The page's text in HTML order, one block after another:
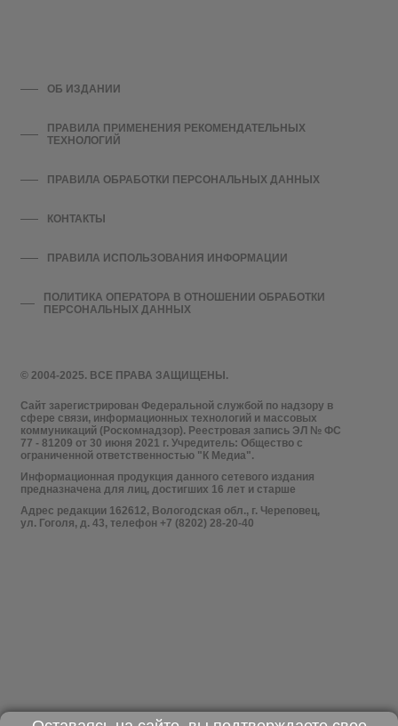
© 2004-2025. ВСЕ ПРАВА ЗАЩИЩЕНЫ.
Сайт зарегистрирован Федеральной службой по надзору в
сфере связи, информационных технологий и массовых
коммуникаций (Роскомнадзор). Реестровая запись ЭЛ № ФС
77 - 81209 от 30 июня 2021 г. Учредитель: Общество с
ограниченной ответственностью "К Медиа".
Информационная продукция данного сетевого издания
предназначена для лиц, достигших 16 лет и старше
Адрес редакции 162612, Вологодская обл., г. Череповец,
ул. Гоголя, д. 43, телефон +7 (8202) 28-20-40
ОБ ИЗДАНИИ
ПРАВИЛА ПРИМЕНЕНИЯ РЕКОМЕНДАТЕЛЬНЫХ
ТЕХНОЛОГИЙ
ПРАВИЛА ОБРАБОТКИ ПЕРСОНАЛЬНЫХ ДАННЫХ
КОНТАКТЫ
ПРАВИЛА ИСПОЛЬЗОВАНИЯ ИНФОРМАЦИИ
ПОЛИТИКА ОПЕРАТОРА В ОТНОШЕНИИ ОБРАБОТКИ
ПЕРСОНАЛЬНЫХ ДАННЫХ